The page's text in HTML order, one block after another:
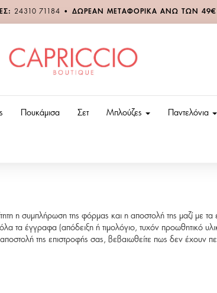
24310 71184 • ΔΩΡΕΑΝ ΜΕΤΑΦΟΡΙΚΑ ΑΝΩ ΤΩΝ 49€
Πουκάμισα Σετ Μπλούζες Παντελόνια
η συμπλήρωση της φόρμας και η αποστολή της μαζί με
τα έγγραφα (απόδειξη ή τιμολόγιο, τυχόν προωθητικό
της επιστροφής σας, βεβαιωθείτε πως δεν έχουν